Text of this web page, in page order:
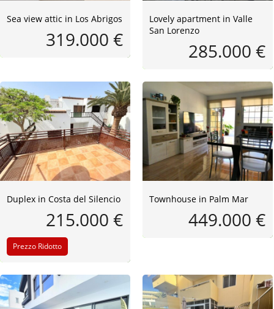
Sea view attic in Los Abrigos
319.000 €
Lovely apartment in Valle
San Lorenzo
285.000 €
Duplex in Costa del Silencio
215.000 €
Prezzo Ridotto
Townhouse in Palm Mar
449.000 €